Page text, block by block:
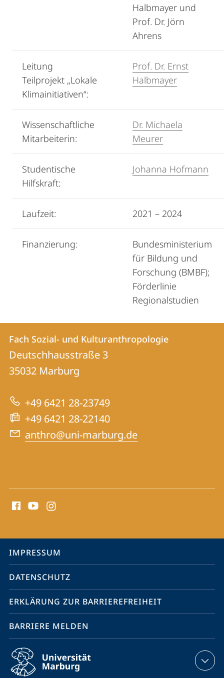
Halbmayer und
Prof. Dr. Jörn
Ahrens
Leitung
Teilprojekt „Lokale
Klimainitiativen“:
Prof. Dr. Ernst
Halbmayer
Wissenschaftliche
Mitarbeiterin:
Dr. Michaela
Meurer
Studentische
Hilfskraft:
Johanna Hofmann
Laufzeit: 2021 – 2024
Finanzierung:
Bundesministerium
für Bildung und
Forschung (BMBF);
Förderlinie
Regionalstudien
Kontakt
und
Informationen
zur
Website
Kontaktinformationen
Fach
Sozial-
und
Kulturanthropologie
Fach Sozial- und Kulturanthropologie
Deutschhausstraße 3
35032 Marburg
+49 6421 28-23749
+49 6421 28-22140
anthro@uni-marburg.de
Media
Service-
Navigation
IMPRESSUM
DATENSCHUTZ
ERKLÄRUNG ZUR BARRIEREFREIHEIT
BARRIERE MELDEN